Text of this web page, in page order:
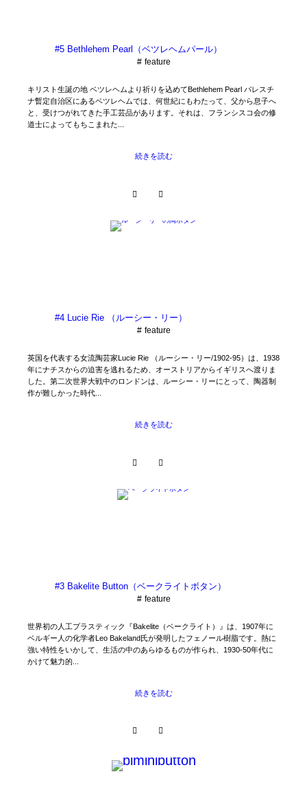
#5 Bethlehem Pearl（ベツレヘムパール）
feature
キリスト生誕の地 ベツレヘムより祈りを込めてBethlehem Pearl パレスチ
ナ暫定自治区にあるベツレヘムでは、何世紀にもわたって、父から息子へ
と、受けつがれてきた手工芸品があります。それは、フランシスコ会の修
道士によってもちこまれた...
続きを読む
#4 Lucie Rie （ルーシー・リー）
feature
英国を代表する女流陶芸家Lucie Rie （ルーシー・リー/1902-95）は、1938
年にナチスからの迫害を逃れるため、オーストリアからイギリスへ渡りま
した。第二次世界大戦中のロンドンは、ルーシー・リーにとって、陶器制
作が難しかった時代...
続きを読む
#3 Bakelite Button（ベークライトボタン）
feature
世界初の人工プラスティック『Bakelite（ベークライト）』は、1907年に
ベルギー人の化学者Leo Bakeland氏が発明したフェノール樹脂です。熱に
強い特性をいかして、生活の中のあらゆるものが作られ、1930-50年代に
かけて魅力的...
続きを読む